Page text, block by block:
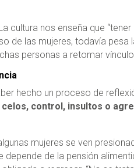
cultura nos enseña que
de las mujeres, todavía pesa
personas a retomar
hecho un proceso de
celos, control, insultos o
mujeres se ven
de la pensión